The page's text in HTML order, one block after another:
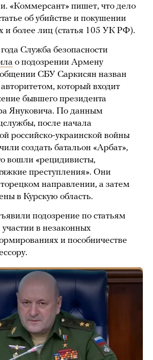
«Коммерсант» пишет, что дело
об убийстве и покушении
и более лиц (статья 105 УК РФ).
Служба безопасности
о подозрении Армену
СБУ Саркисян назван
который входит
бывшего президента
Януковича. По данным
после начала
российско-украинской войны
создать батальон «Арбат»,
вошли «рецидивисты,
преступления». Они
направлении, а затем
в Курскую область.
подозрение по статьям
в незаконных
и пособничестве